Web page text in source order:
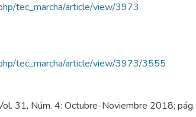
tec_marcha/article/view/3973
tec_marcha/article/view/3973/3555
31, Núm. 4: Octubre-Noviembre 2018; pág.